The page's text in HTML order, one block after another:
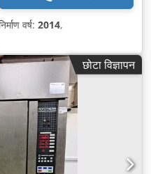
वर्ष: 2014,
छोटा विज्ञापन